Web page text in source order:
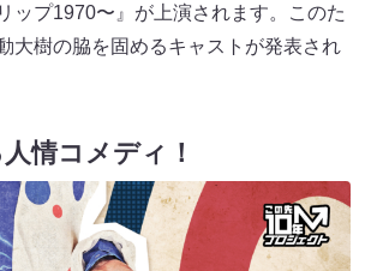
プ1970〜』が上演されます。このた
大樹の脇を固めるキャストが発表され
情コメディ！